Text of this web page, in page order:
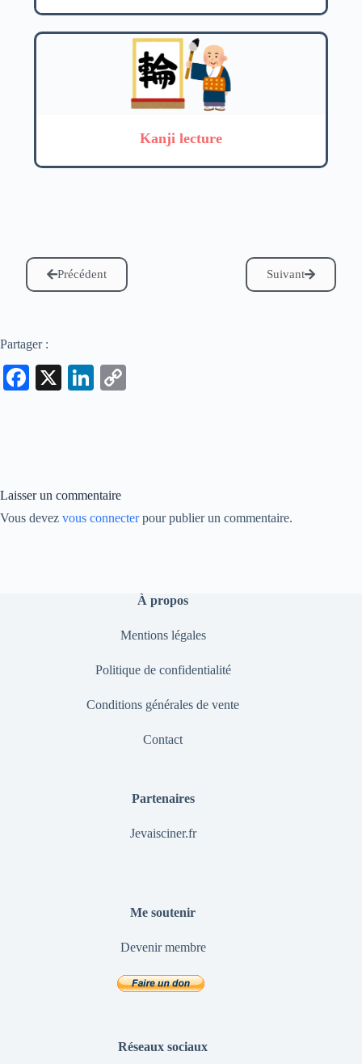
Kanji lecture
Précédent Suivant
Partager :
Fa
X
Li
Laisser un commentaire
Vous devez vous connecterpour publier un commentaire.
À propos
Mentions légales
Politique de confidentialité
Conditions générales de vente
Contact
Partenaires
Jevaisciner.fr
Me soutenir
Devenir membre
Réseaux sociaux